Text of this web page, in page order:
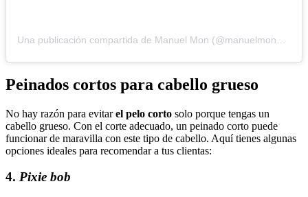
Peinados cortos para cabello grueso
No hay razón para evitarel pelo corto solo porque tengas un
cabello grueso. Con el corte adecuado, un peinado corto puede
funcionar de maravilla con este tipo de cabello. Aquí tienes algunas
opciones ideales para recomendar a tus clientas:
4. Pixie bob